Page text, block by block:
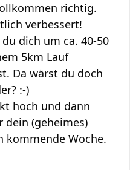
richtig.
verbessert!
dich um ca. 40-50
5km Lauf
Da wärst du doch
:-)
hoch und dann
dein (geheimes)
kommende Woche.